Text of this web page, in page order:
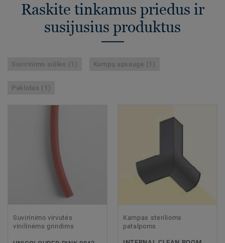
Raskite tinkamus priedus ir
susijusius produktus
Suvirinimo siūlės (1) Kampų apsauga (1)
Paklotas (1)
Suvirinimo virvutės
vinilinėms grindims
Kampas sterilioms
patalpoms